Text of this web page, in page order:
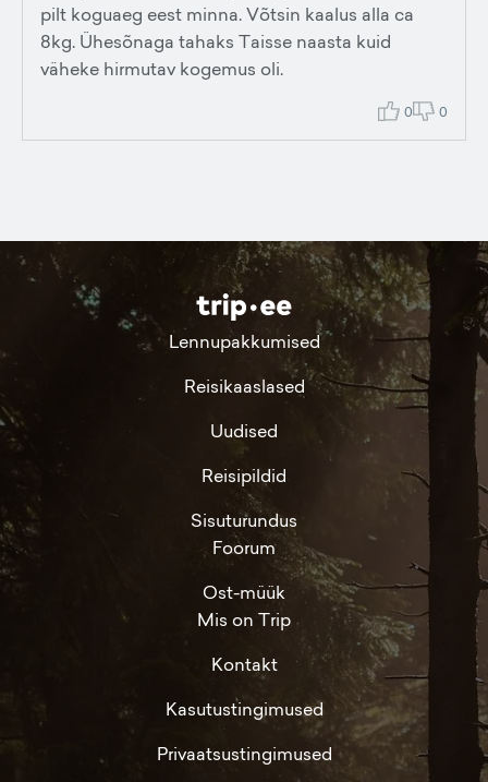
pilt koguaeg eest minna. Võtsin kaalus alla ca
8kg. Ühesõnaga tahaks Taisse naasta kuid
väheke hirmutav kogemus oli.
0 0
Lennupakkumised
Reisikaaslased
Uudised
Reisipildid
Sisuturundus
Foorum
Ost-müük
Mis on Trip
Kontakt
Kasutustingimused
Privaatsustingimused